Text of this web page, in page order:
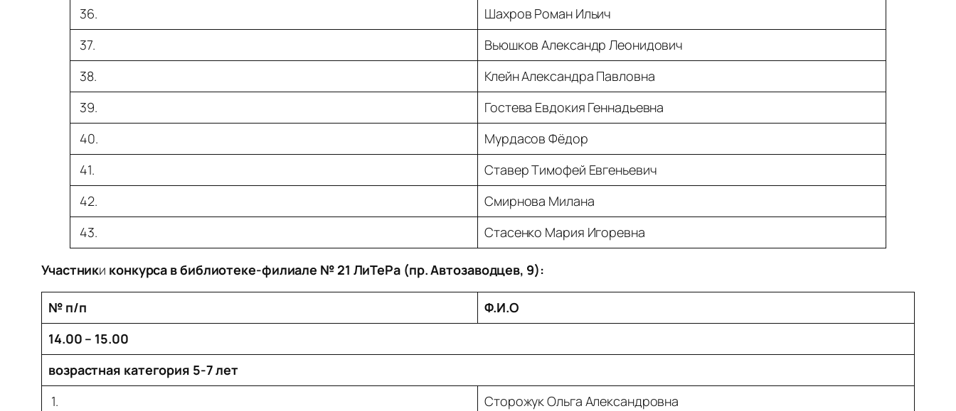
36.
Шахров Роман Ильич
37.
Вьюшков Александр Леонидович
38.
Клейн Александра Павловна
39.
Гостева Евдокия Геннадьевна
40.
Мурдасов Фёдор
41.
Ставер Тимофей Евгеньевич
42.
Смирнова Милана
43.
Стасенко Мария Игоревна
Участники конкурса в библиотеке-филиале № 21 ЛиТеРа (пр. Автозаводцев, 9):
№ п/п
Ф.И.О
14.00 – 15.00
возрастная категория 5-7 лет
1.
Сторожук Ольга Александровна